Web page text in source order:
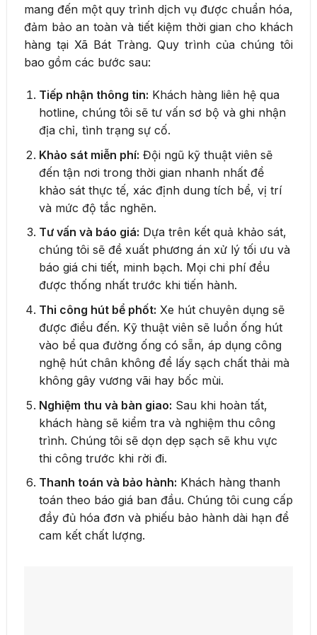
mang đến một quy trình dịch vụ được chuẩn hóa,
đảm bảo an toàn và tiết kiệm thời gian cho khách
hàng tại Xã Bát Tràng. Quy trình của chúng tôi
bao gồm các bước sau:
Tiếp nhận thông tin: Khách hàng liên hệ qua
hotline, chúng tôi sẽ tư vấn sơ bộ và ghi nhận
địa chỉ, tình trạng sự cố.
Khảo sát miễn phí: Đội ngũ kỹ thuật viên sẽ
đến tận nơi trong thời gian nhanh nhất để
khảo sát thực tế, xác định dung tích bể, vị trí
và mức độ tắc nghẽn.
Tư vấn và báo giá: Dựa trên kết quả khảo sát,
chúng tôi sẽ đề xuất phương án xử lý tối ưu và
báo giá chi tiết, minh bạch. Mọi chi phí đều
được thống nhất trước khi tiến hành.
Thi công hút bể phốt: Xe hút chuyên dụng sẽ
được điều đến. Kỹ thuật viên sẽ luồn ống hút
vào bể qua đường ống có sẵn, áp dụng công
nghệ hút chân không để lấy sạch chất thải mà
không gây vương vãi hay bốc mùi.
Nghiệm thu và bàn giao: Sau khi hoàn tất,
khách hàng sẽ kiểm tra và nghiệm thu công
trình. Chúng tôi sẽ dọn dẹp sạch sẽ khu vực
thi công trước khi rời đi.
Thanh toán và bảo hành: Khách hàng thanh
toán theo báo giá ban đầu. Chúng tôi cung cấp
đầy đủ hóa đơn và phiếu bảo hành dài hạn để
cam kết chất lượng.